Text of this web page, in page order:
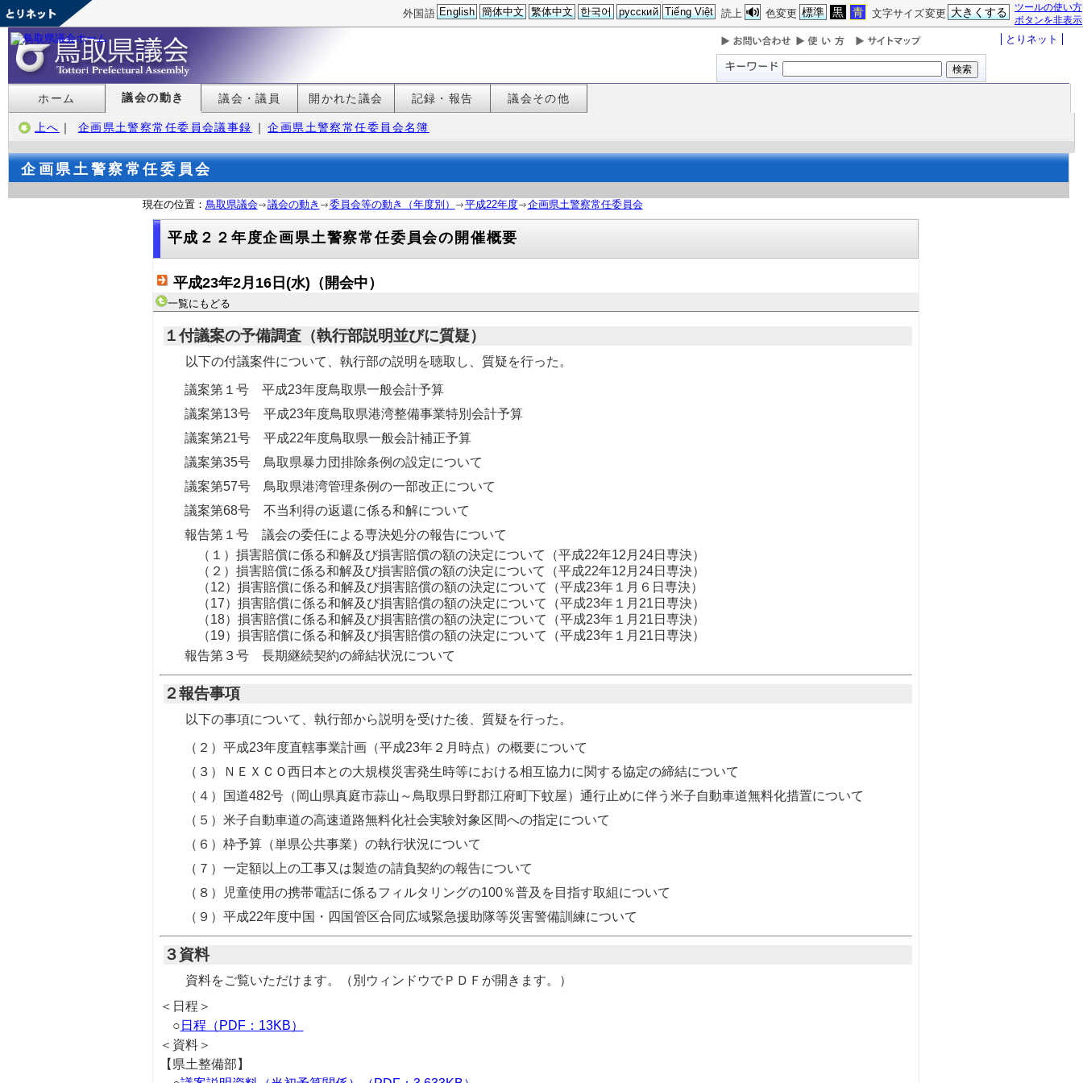
ツールの使い方
ボタンを非表示
文字サイズ変更 大きくする
色変更 標準 黒 青
読上
外国語 English 簡体中文 繁体中文 한국어 русский Tiếng Việt
とりネット
ホーム 議会の動き 議会・議員 開かれた議会 記録・報告 議会その他
上へ ｜ 企画県土警察常任委員会議事録 ｜ 企画県土警察常任委員会名簿
企画県土警察常任委員会
現在の位置： 鳥取県議会 議会の動き 委員会等の動き（年度別） 平成22年度 企画県土警察常任委員会
平成２２年度企画県土警察常任委員会の開催概要
平成23年2月16日(水)（開会中）
一覧にもどる
１付議案の予備調査（執行部説明並びに質疑）
以下の付議案件について、執行部の説明を聴取し、質疑を行った。
議案第１号 平成23年度鳥取県一般会計予算
議案第13号 平成23年度鳥取県港湾整備事業特別会計予算
議案第21号 平成22年度鳥取県一般会計補正予算
議案第35号 鳥取県暴力団排除条例の設定について
議案第57号 鳥取県港湾管理条例の一部改正について
議案第68号 不当利得の返還に係る和解について
報告第１号 議会の委任による専決処分の報告について
（１）損害賠償に係る和解及び損害賠償の額の決定について（平成22年12月24日専決）
（２）損害賠償に係る和解及び損害賠償の額の決定について（平成22年12月24日専決）
（12）損害賠償に係る和解及び損害賠償の額の決定について（平成23年１月６日専決）
（17）損害賠償に係る和解及び損害賠償の額の決定について（平成23年１月21日専決）
（18）損害賠償に係る和解及び損害賠償の額の決定について（平成23年１月21日専決）
（19）損害賠償に係る和解及び損害賠償の額の決定について（平成23年１月21日専決）
報告第３号 長期継続契約の締結状況について
２報告事項
以下の事項について、執行部から説明を受けた後、質疑を行った。
（２）平成23年度直轄事業計画（平成23年２月時点）の概要について
（３）ＮＥＸＣＯ西日本との大規模災害発生時等における相互協力に関する協定の締結について
（４）国道482号（岡山県真庭市蒜山～鳥取県日野郡江府町下蚊屋）通行止めに伴う米子自動車道無料化措置について
（５）米子自動車道の高速道路無料化社会実験対象区間への指定について
（６）枠予算（単県公共事業）の執行状況について
（７）一定額以上の工事又は製造の請負契約の報告について
（８）児童使用の携帯電話に係るフィルタリングの100％普及を目指す取組について
（９）平成22年度中国・四国管区合同広域緊急援助隊等災害警備訓練について
３資料
資料をご覧いただけます。（別ウィンドウでＰＤＦが開きます。）
＜日程＞
○ 日程（PDF：13KB）
＜資料＞
【県土整備部】